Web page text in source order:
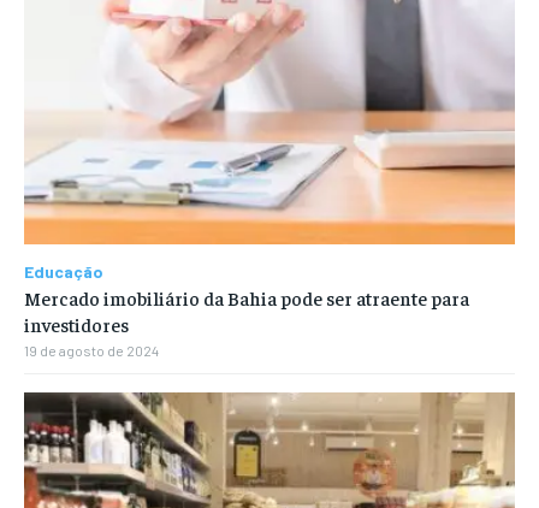
Educação
Mercado imobiliário da Bahia pode ser atraente para
investidores
19 de agosto de 2024